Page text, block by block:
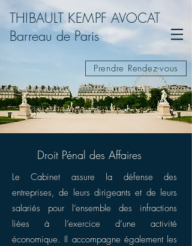
THIBAULT KEMPF AVOCAT
Barreau de Paris
Prendre Rendez-vous
Droit Pénal des Affaires
Le Cabinet assure la défense des
entreprises, de leurs dirigeants et de leurs
salariés pour l’ensemble des infractions
liées à l’exercice d’une activité
économique. Il accompagne également les